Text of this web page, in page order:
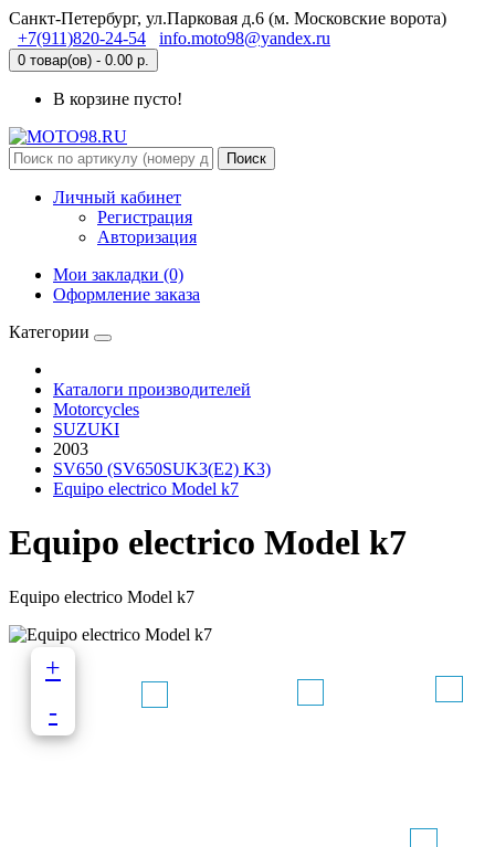
Санкт-Петербург, ул.Парковая д.6 (м. Московские ворота)
+7(911)820-24-54
info.moto98@yandex.ru
0 товар(ов) - 0.00 р.
В корзине пусто!
Поиск
Личный кабинет
Регистрация
Авторизация
Мои закладки (0)
Оформление заказа
Категории
Каталоги производителей
Motorcycles
SUZUKI
2003
SV650 (SV650SUK3(E2) K3)
Equipo electrico Model k7
Equipo electrico Model k7
Equipo electrico Model k7
+
-